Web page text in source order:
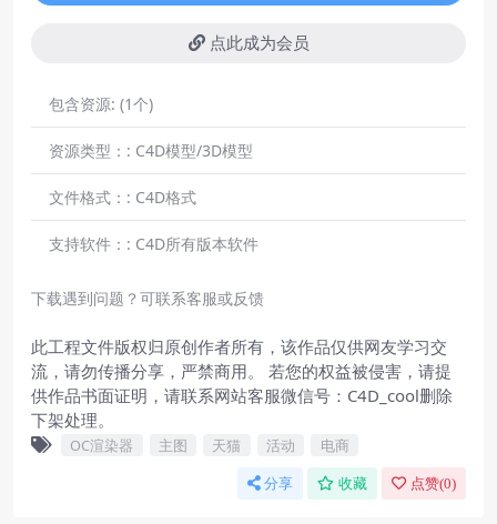
点此成为会员
包含资源: (1个)
资源类型：: C4D模型/3D模型
文件格式：: C4D格式
支持软件：: C4D所有版本软件
下载遇到问题？可联系客服或反馈
此工程文件版权归原创作者所有，该作品仅供网友学习交
流，请勿传播分享，严禁商用。 若您的权益被侵害，请提
供作品书面证明，请联系网站客服微信号：C4D_cool删除
下架处理。
OC渲染器 主图 天猫 活动 电商
分享 收藏 点赞(0)